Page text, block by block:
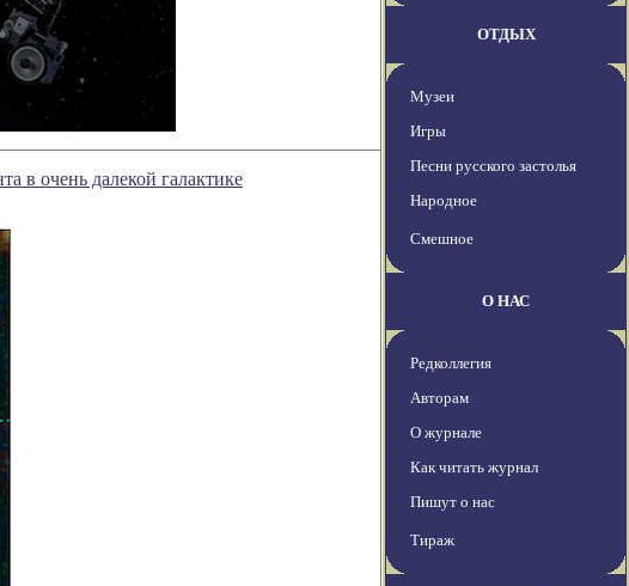
в очень далекой галактике
ОТДЫХ
Музеи
Игры
Песни русского застолья
Народное
Смешное
О НАС
Редколлегия
Авторам
О журнале
Как читать журнал
Пишут о нас
Тираж